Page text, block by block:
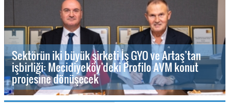
Sektörün iki büyük şirketi İş GYO ve Artaş’tan
işbirliği: Mecidiyeköy’deki Profilo AVM konut
projesine dönüşecek